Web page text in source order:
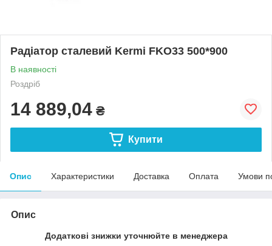
Радіатор сталевий Kermi FKO33 500*900
В наявності
Роздріб
14 889,04 ₴
Купити
Опис Характеристики Доставка Оплата Умови
Опис
Додаткові знижки уточнюйте в менеджера